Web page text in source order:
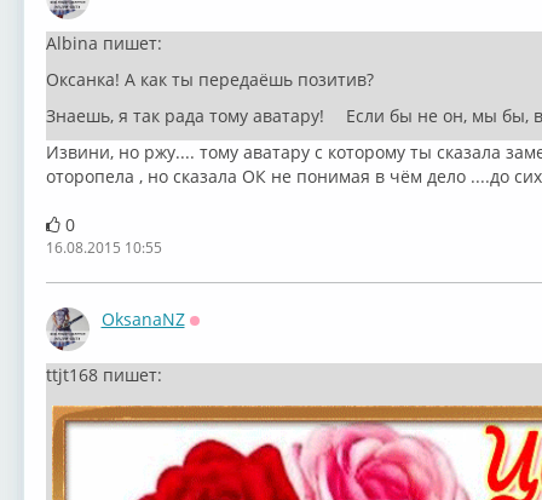
Albina пишет:
Оксанка! А как ты передаёшь позитив?
Знаешь, я так рада тому аватару!
Если бы не он, мы бы,
Извини, но ржу.... тому аватару с которому ты сказала
оторопела , но сказала ОК не понимая в чём дело ....до
0
16.08.2015 10:55
OksanaNZ
ttjt168 пишет: